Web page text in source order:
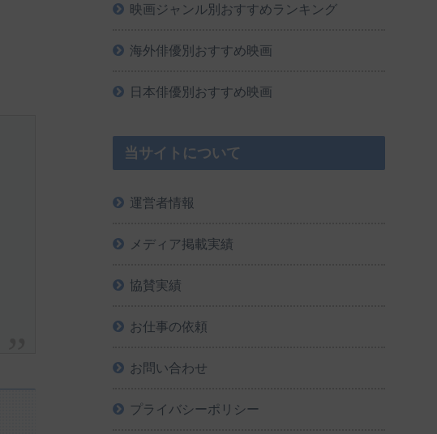
映画ジャンル別おすすめランキング
海外俳優別おすすめ映画
日本俳優別おすすめ映画
当サイトについて
運営者情報
メディア掲載実績
協賛実績
お仕事の依頼
お問い合わせ
プライバシーポリシー